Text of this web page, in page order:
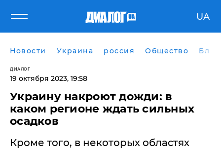
UA
Новости Украина россия Общество
ДИАЛОГ
19 октября 2023, 19:58
Украину накроют дожди: в
каком регионе ждать сильных
осадков
Кроме того, в некоторых областях